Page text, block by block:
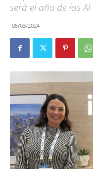
será el año de las AI
05/03/2024